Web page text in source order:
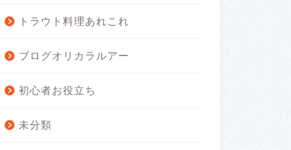
トラウト料理あれこれ
ブログオリカラルアー
初心者お役立ち
未分類